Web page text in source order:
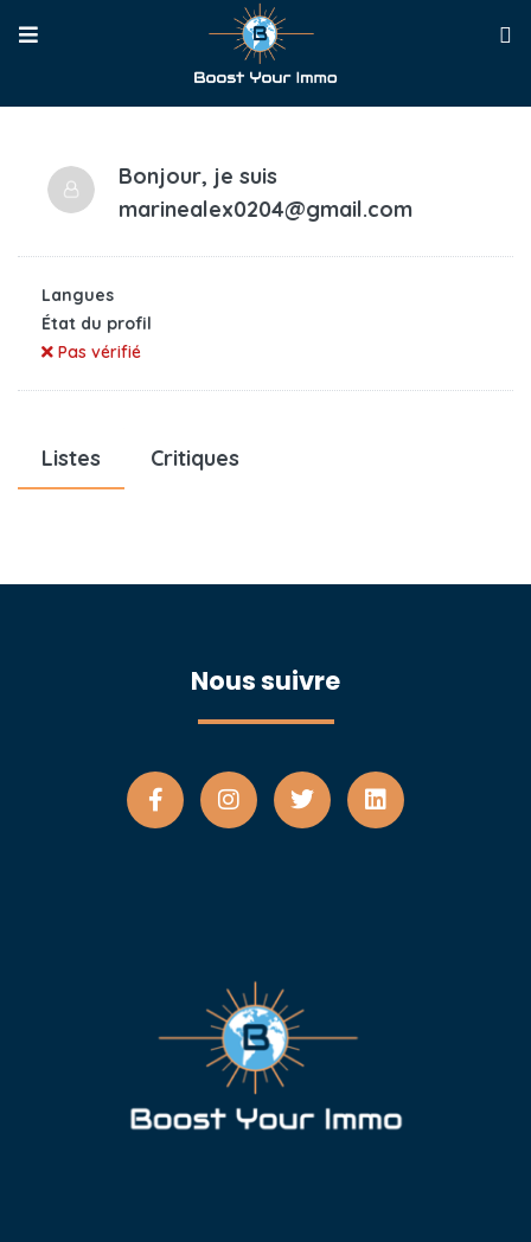
Bonjour, je suis
marinealex0204@gmail.com
Langues
État du profil
Pas vérifié
Listes Critiques
Nous suivre